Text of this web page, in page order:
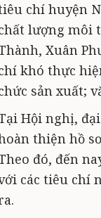
chí huyện
lượng môi
Xuân
khó thực
sản xuất;
Hội nghị,
thiện hồ
đó, đến
các tiêu chí